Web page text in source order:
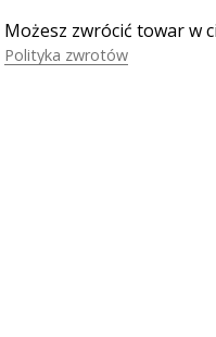
Możesz zwrócić towar w
Polityka zwrotów